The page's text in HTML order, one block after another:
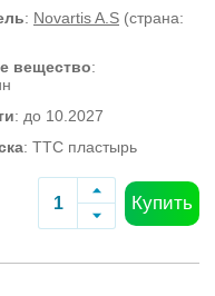
: Novartis A.S (страна:
вещество:
: до 10.2027
: ТТС пластырь
Купить